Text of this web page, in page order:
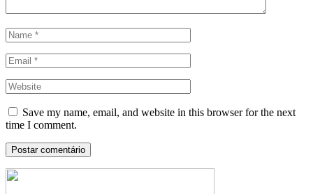
Save my name, email, and website in this browser for the next
time I comment.